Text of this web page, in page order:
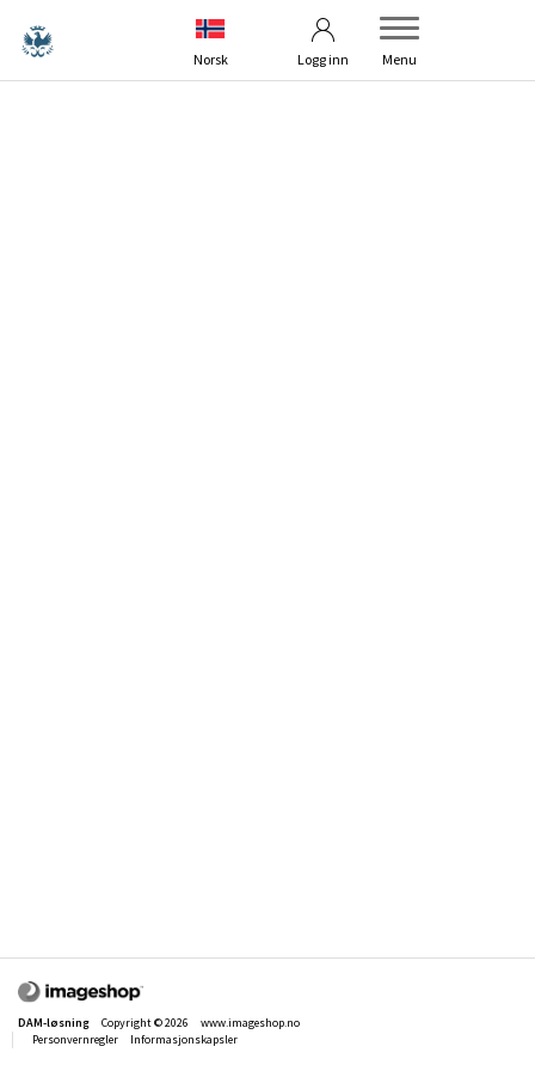
Norsk Logg inn Menu
Kontakt oss
DAM-løsning Copyright © 2026
www.imageshop.no
Personvernregler
Informasjonskapsler